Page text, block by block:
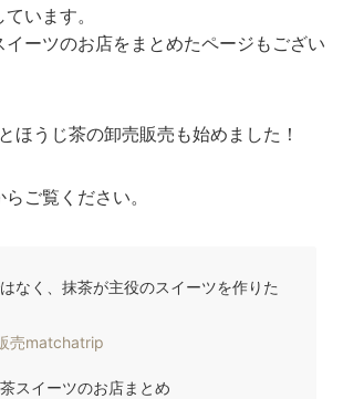
います。
イーツのお店をまとめたページもござい
ほうじ茶の卸売販売も始めました！
ご覧ください。
なく、抹茶が主役のスイーツを作りた
売matchatrip
スイーツのお店まとめ